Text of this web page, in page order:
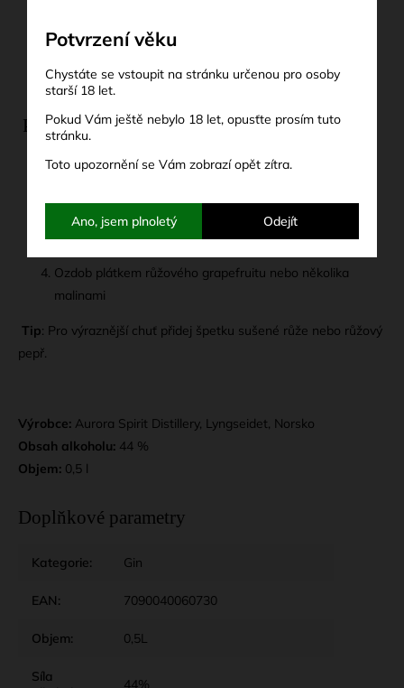
Led
Postup:
Do vysoké sklenice vlož několik kostek ledu
Nalij Pink Gin a zalij tonikem
Lehce promíchej barspoonem
Ozdob plátkem růžového grapefruitu nebo několika
malinami
Tip: Pro výraznější chuť přidej špetku sušené růže nebo růžový
pepř.
Výrobce: Aurora Spirit Distillery, Lyngseidet, Norsko
Obsah alkoholu: 44 %
Objem: 0,5 l
Doplňkové parametry
Kategorie: Gin
EAN: 7090040060730
Objem: 0,5L
Síla
44%
Potvrzení věku
Chystáte se vstoupit na stránku určenou pro osoby
starší 18 let.
Pokud Vám ještě nebylo 18 let, opusťte prosím tuto
stránku.
Toto upozornění se Vám zobrazí opět zítra.
Ano, jsem plnoletý Odejít